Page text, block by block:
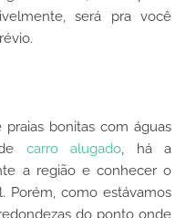
será pra você
bonitas com águas
carro alugado, há a
a região e conhecer o
Porém, como estávamos
do ponto onde